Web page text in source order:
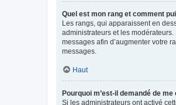
Quel est mon rang et comment
Les rangs, qui apparaissent en
administrateurs et les
messages afin d’augmenter votre
messages.
Haut
Pourquoi m’est-il demandé de
Si les administrateurs ont activé